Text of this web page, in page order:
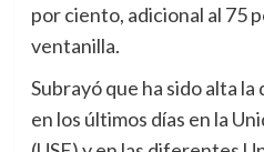
por ciento, adicional al 75
ventanilla.
Subrayó que ha sido alta
en los últimos días en la